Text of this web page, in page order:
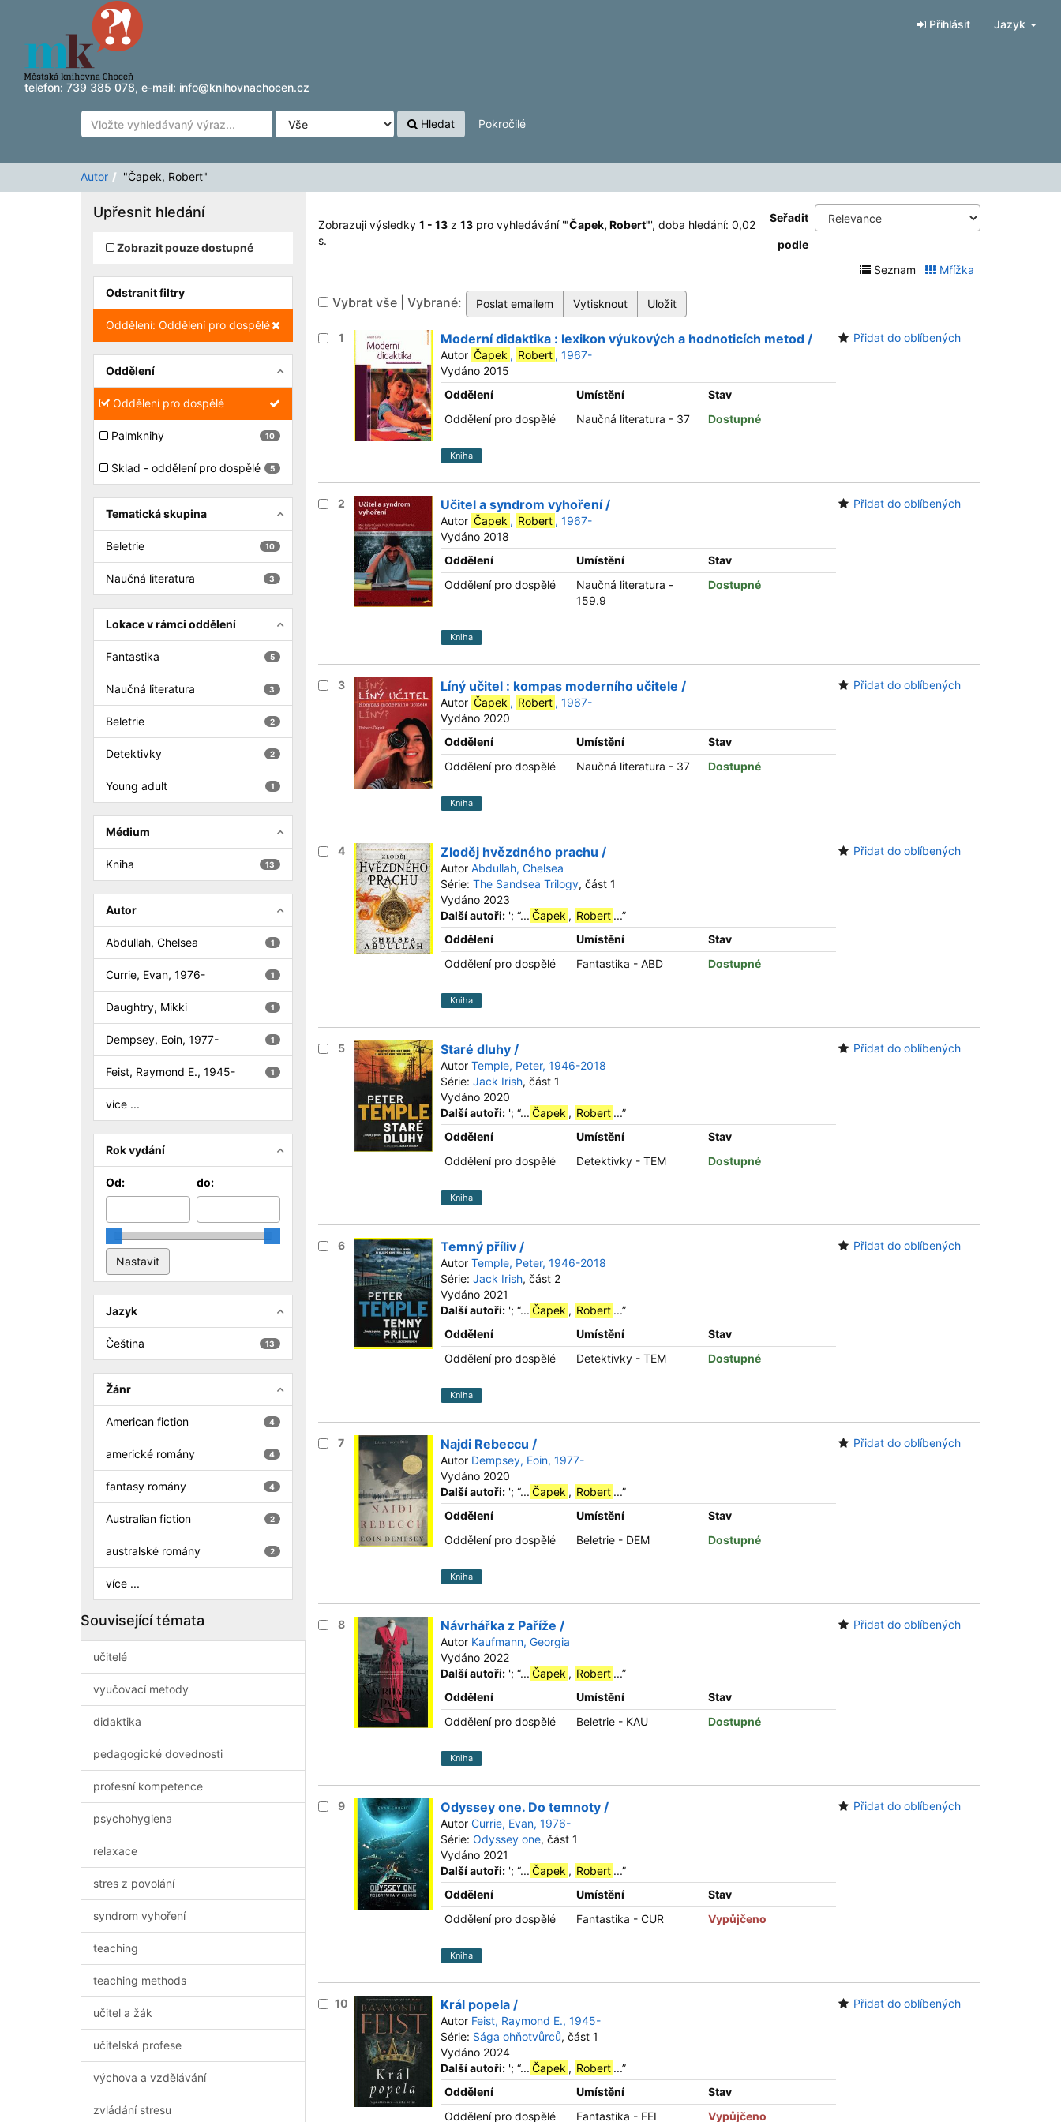
Zobrazuji výsledky1 - 13z
Přeskočit na obsah
telefon: 739 385 078, e-mail: info@knihovnachocen.cz
Přihlásit Jazyk
Hledat Pokročilé
Autor "Čapek, Robert"
Zobrazuji výsledky 1 - 13 z 13 pro vyhledávání '"Čapek, Robert"', doba hledání: 0,02
s.
Seřadit
podle
Seznam
Mřížka
Vybrat vše | Vybrané:
1 Moderní didaktika : lexikon výukových a hodnoticích metod /
Autor Čapek , Robert , 1967-
Vydáno 2015
Oddělení
Umístění
Stav
Oddělení pro dospělé
Naučná literatura - 37 Dostupné
Kniha
Přidat do oblíbených
2 Učitel a syndrom vyhoření /
Autor Čapek , Robert , 1967-
Vydáno 2018
Oddělení
Umístění
Stav
Oddělení pro dospělé
Naučná literatura -
159.9
Dostupné
Kniha
Přidat do oblíbených
3 Líný učitel : kompas moderního učitele /
Autor Čapek , Robert , 1967-
Vydáno 2020
Oddělení
Umístění
Stav
Oddělení pro dospělé
Naučná literatura - 37 Dostupné
Kniha
Přidat do oblíbených
4 Zloděj hvězdného prachu /
Autor Abdullah, Chelsea
Série: The Sandsea Trilogy, část 1
Vydáno 2023
Další autoři: '; “... Čapek , Robert ...”
Oddělení
Umístění
Stav
Oddělení pro dospělé
Fantastika - ABD Dostupné
Kniha
Přidat do oblíbených
5 Staré dluhy /
Autor Temple, Peter, 1946-2018
Série: Jack Irish, část 1
Vydáno 2020
Další autoři: '; “... Čapek , Robert ...”
Oddělení
Umístění
Stav
Oddělení pro dospělé
Detektivky - TEM Dostupné
Kniha
Přidat do oblíbených
6 Temný příliv /
Autor Temple, Peter, 1946-2018
Série: Jack Irish, část 2
Vydáno 2021
Další autoři: '; “... Čapek , Robert ...”
Oddělení
Umístění
Stav
Oddělení pro dospělé
Detektivky - TEM Dostupné
Kniha
Přidat do oblíbených
7 Najdi Rebeccu /
Autor Dempsey, Eoin, 1977-
Vydáno 2020
Další autoři: '; “... Čapek , Robert ...”
Oddělení
Umístění
Stav
Oddělení pro dospělé
Beletrie - DEM Dostupné
Kniha
Přidat do oblíbených
8 Návrhářka z Paříže /
Autor Kaufmann, Georgia
Vydáno 2022
Další autoři: '; “... Čapek , Robert ...”
Oddělení
Umístění
Stav
Oddělení pro dospělé
Beletrie - KAU Dostupné
Kniha
Přidat do oblíbených
9 Odyssey one. Do temnoty /
Autor Currie, Evan, 1976-
Série: Odyssey one, část 1
Vydáno 2021
Další autoři: '; “... Čapek , Robert ...”
Oddělení
Umístění
Stav
Oddělení pro dospělé
Fantastika - CUR Vypůjčeno
Kniha
Přidat do oblíbených
10 Král popela /
Autor Feist, Raymond E., 1945-
Série: Sága ohňotvůrců, část 1
Vydáno 2024
Další autoři: '; “... Čapek , Robert ...”
Oddělení
Umístění
Stav
Oddělení pro dospělé
Fantastika - FEI Vypůjčeno
Přidat do oblíbených
Upřesnit hledání
Zobrazit pouze dostupné
Odstranit filtry
Zrušit filtr
Oddělení: Oddělení pro dospělé
Oddělení
Oddělení pro dospělé
10
Palmknihy
5
Sklad - oddělení pro dospělé
Tematická skupina
10
Beletrie
3
Naučná literatura
Lokace v rámci oddělení
5
Fantastika
3
Naučná literatura
2
Beletrie
2
Detektivky
1
Young adult
Médium
13
Kniha
Autor
1
Abdullah, Chelsea
1
Currie, Evan, 1976-
1
Daughtry, Mikki
1
Dempsey, Eoin, 1977-
1
Feist, Raymond E., 1945-
více ...
Rok vydání
Od: do:
Jazyk
13
Čeština
Žánr
4
American fiction
4
americké romány
4
fantasy romány
2
Australian fiction
2
australské romány
více ...
Související témata
učitelé
vyučovací metody
didaktika
pedagogické dovednosti
profesní kompetence
psychohygiena
relaxace
stres z povolání
syndrom vyhoření
teaching
teaching methods
učitel a žák
učitelská profese
výchova a vzdělávání
zvládání stresu